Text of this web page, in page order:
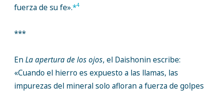
fuerza de su fe».*4
***
EnLa apertura de los ojos, el Daishonin escribe:
«Cuando el hierro es expuesto a las llamas, las
impurezas del mineral solo afloran a fuerza de golpes